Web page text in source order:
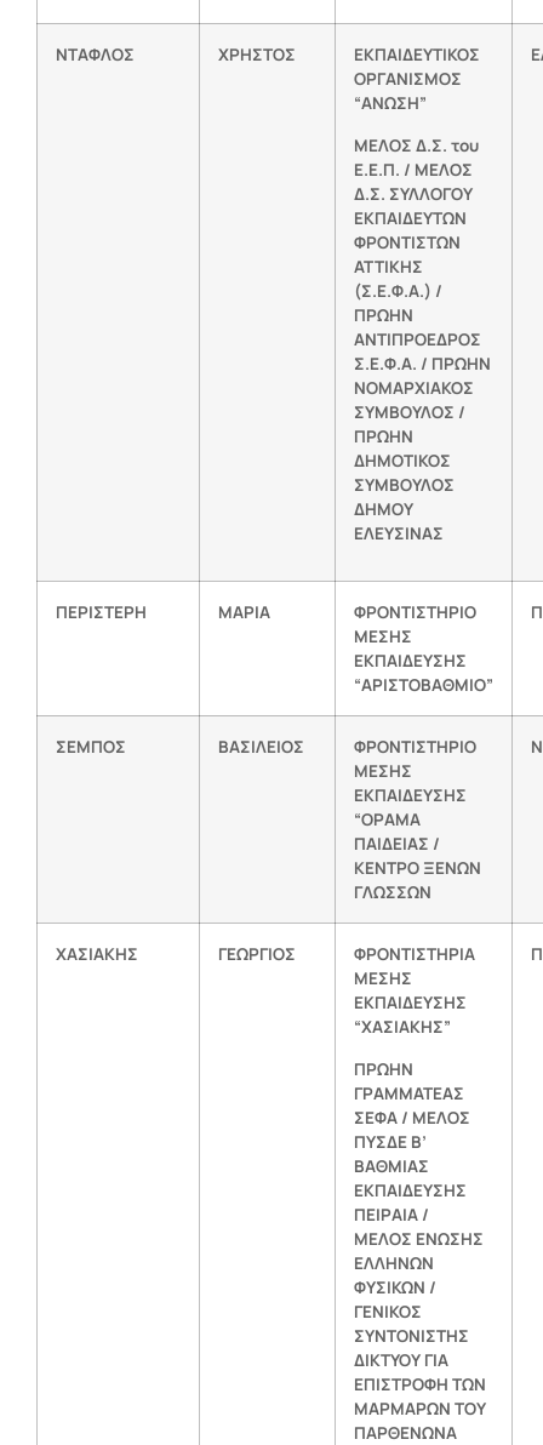
ΝΤΑΦΛΟΣ ΧΡΗΣΤΟΣ
ΕΚΠΑΙΔΕΥΤΙΚΟΣ
ΟΡΓΑΝΙΣΜΟΣ
“ΑΝΩΣΗ”
ΜΕΛΟΣ Δ.Σ. του
Ε.Ε.Π. / ΜΕΛΟΣ
Δ.Σ. ΣΥΛΛΟΓΟΥ
ΕΚΠΑΙΔΕΥΤΩΝ
ΦΡΟΝΤΙΣΤΩΝ
ΑΤΤΙΚΗΣ
(Σ.Ε.Φ.Α.) /
ΠΡΩΗΝ
ΑΝΤΙΠΡΟΕΔΡΟΣ
Σ.Ε.Φ.Α. / ΠΡΩΗΝ
ΝΟΜΑΡΧΙΑΚΟΣ
ΣΥΜΒΟΥΛΟΣ /
ΠΡΩΗΝ
ΔΗΜΟΤΙΚΟΣ
ΣΥΜΒΟΥΛΟΣ
ΔΗΜΟΥ
ΕΛΕΥΣΙΝΑΣ
ΠΕΡΙΣΤΕΡΗ ΜΑΡΙΑ
ΦΡΟΝΤΙΣΤΗΡΙΟ
ΜΕΣΗΣ
ΕΚΠΑΙΔΕΥΣΗΣ
“ΑΡΙΣΤΟΒΑΘΜΙΟ”
ΣΕΜΠΟΣ ΒΑΣΙΛΕΙΟΣ
ΦΡΟΝΤΙΣΤΗΡΙΟ
ΜΕΣΗΣ
ΕΚΠΑΙΔΕΥΣΗΣ
“ΟΡΑΜΑ
ΠΑΙΔΕΙΑΣ /
ΚΕΝΤΡΟ ΞΕΝΩΝ
ΓΛΩΣΣΩΝ
ΧΑΣΙΑΚΗΣ ΓΕΩΡΓΙΟΣ
ΦΡΟΝΤΙΣΤΗΡΙΑ
ΜΕΣΗΣ
ΕΚΠΑΙΔΕΥΣΗΣ
“ΧΑΣΙΑΚΗΣ”
ΠΡΩΗΝ
ΓΡΑΜΜΑΤΕΑΣ
ΣΕΦΑ / ΜΕΛΟΣ
ΠΥΣΔΕ Β’
ΒΑΘΜΙΑΣ
ΕΚΠΑΙΔΕΥΣΗΣ
ΠΕΙΡΑΙΑ /
ΜΕΛΟΣ ΕΝΩΣΗΣ
ΕΛΛΗΝΩΝ
ΦΥΣΙΚΩΝ /
ΓΕΝΙΚΟΣ
ΣΥΝΤΟΝΙΣΤΗΣ
ΔΙΚΤΥΟΥ ΓΙΑ
ΕΠΙΣΤΡΟΦΗ ΤΩΝ
ΜΑΡΜΑΡΩΝ ΤΟΥ
ΠΑΡΘΕΝΩΝΑ